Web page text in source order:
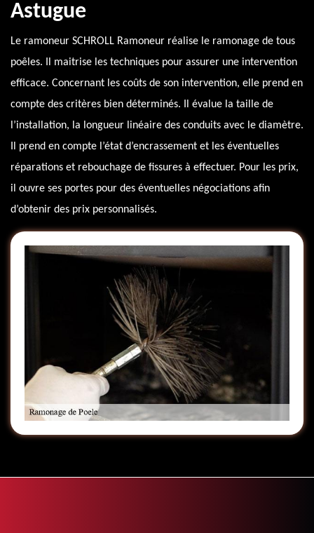
Astugue
Le ramoneur SCHROLL Ramoneur réalise le ramonage de tous
poêles. Il maitrise les techniques pour assurer une intervention
efficace. Concernant les coûts de son intervention, elle prend en
compte des critères bien déterminés. Il évalue la taille de
l’installation, la longueur linéaire des conduits avec le diamètre.
Il prend en compte l’état d’encrassement et les éventuelles
réparations et rebouchage de fissures à effectuer. Pour les prix,
il ouvre ses portes pour des éventuelles négociations afin
d’obtenir des prix personnalisés.